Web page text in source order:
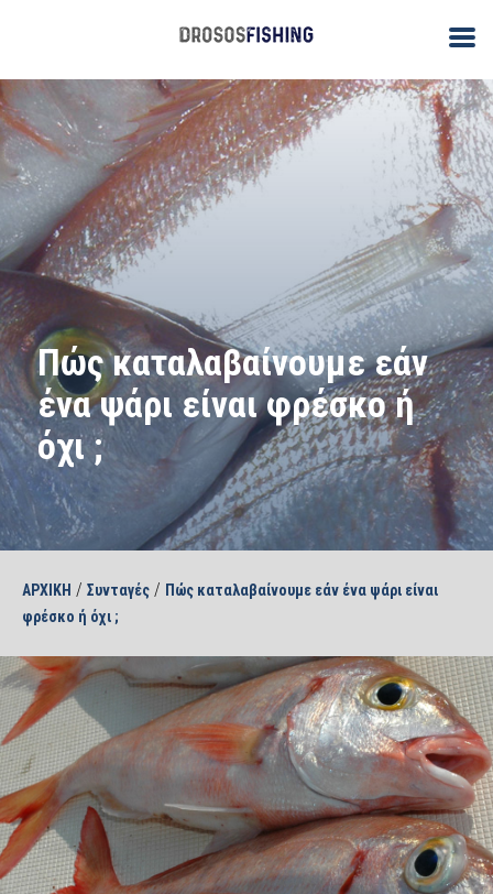
Πώς καταλαβαίνουμε εάν
ένα ψάρι είναι φρέσκο ή
όχι ;
ΑΡΧΙΚΗ / Συνταγές / Πώς καταλαβαίνουμε εάν ένα ψάρι είναι
φρέσκο ή όχι ;